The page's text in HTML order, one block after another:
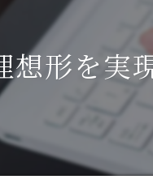
想形を実